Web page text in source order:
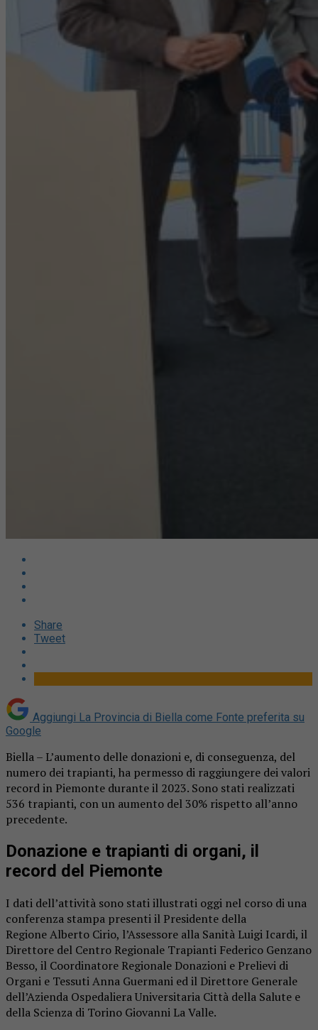
Share
Tweet
Aggiungi La Provincia di Biella come Fonte preferita su
Google
Biella – L’aumento delle donazioni e, di conseguenza, del
numero dei trapianti, ha permesso di raggiungere dei valori
record in Piemonte durante il 2023. Sono stati realizzati
536 trapianti, con un aumento del 30% rispetto all’anno
precedente.
Donazione e trapianti di organi, il
record del Piemonte
I dati dell’attività sono stati illustrati oggi nel corso di una
conferenza stampa presenti il Presidente della
Regione Alberto Cirio, l’Assessore alla Sanità Luigi Icardi, il
Direttore del Centro Regionale Trapianti Federico Genzano
Besso, il Coordinatore Regionale Donazioni e Prelievi di
Organi e Tessuti Anna Guermani ed il Direttore Generale
dell’Azienda Ospedaliera Universitaria Città della Salute e
della Scienza di Torino Giovanni La Valle.